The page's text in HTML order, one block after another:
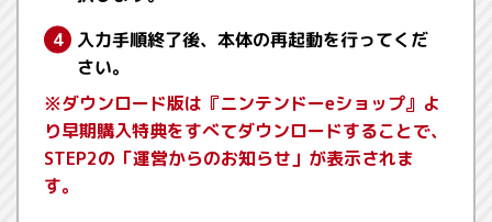
入力手順終了後、本体の再起動を行ってくだ
さい。
※ダウンロード版は『ニンテンドーeショップ』よ
り早期購入特典をすべてダウンロードすることで、
STEP2の「運営からのお知らせ」が表示されま
す。